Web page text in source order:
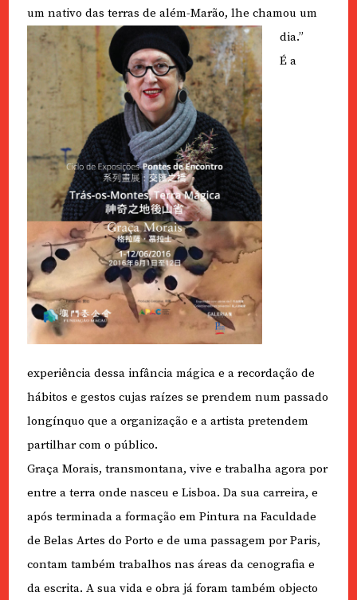
um nativo das terras de além-Marão, lhe chamou um
dia.”
É a
experiência dessa infância mágica e a recordação de
hábitos e gestos cujas raízes se prendem num passado
longínquo que a organização e a artista pretendem
partilhar com o público.
Graça Morais, transmontana, vive e trabalha agora por
entre a terra onde nasceu e Lisboa. Da sua carreira, e
após terminada a formação em Pintura na Faculdade
de Belas Artes do Porto e de uma passagem por Paris,
contam também trabalhos nas áreas da cenografia e
da escrita. A sua vida e obra já foram também objecto